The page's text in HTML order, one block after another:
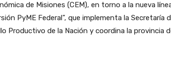
de Misiones (CEM), en torno a la nueva
PyME Federal”, que implementa la Secretaría
Productivo de la Nación y coordina la provincia